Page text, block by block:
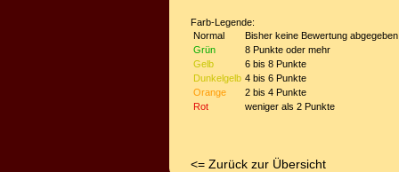
Farb-Legende:
Normal
Bisher keine Bewertung abgegeben
Grün
8 Punkte oder mehr
Gelb
6 bis 8 Punkte
Dunkelgelb 4 bis 6 Punkte
Orange
2 bis 4 Punkte
Rot
weniger als 2 Punkte
<= Zurück zur Übersicht